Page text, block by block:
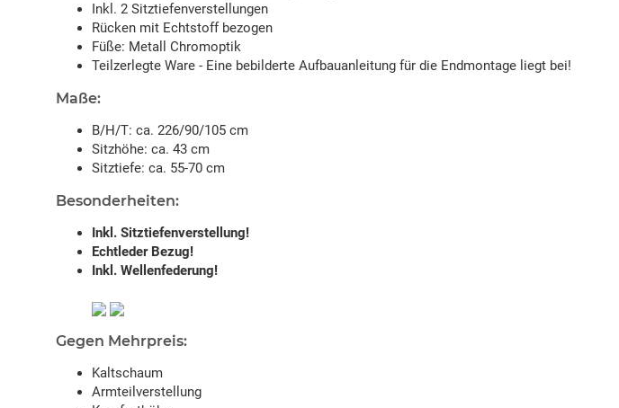
Inkl. 2 Sitztiefenverstellungen
Rücken mit Echtstoff bezogen
Füße: Metall Chromoptik
Teilzerlegte Ware - Eine bebilderte Aufbauanleitung für die Endmontage liegt bei!
Maße:
B/H/T: ca. 226/90/105 cm
Sitzhöhe: ca. 43 cm
Sitztiefe: ca. 55-70 cm
Besonderheiten:
Inkl. Sitztiefenverstellung!
Echtleder Bezug!
Inkl. Wellenfederung!
Gegen Mehrpreis:
Kaltschaum
Armteilverstellung